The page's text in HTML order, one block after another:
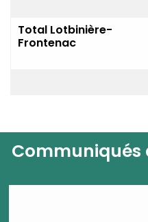
Total Lotbinière-
Frontenac
Communiqués